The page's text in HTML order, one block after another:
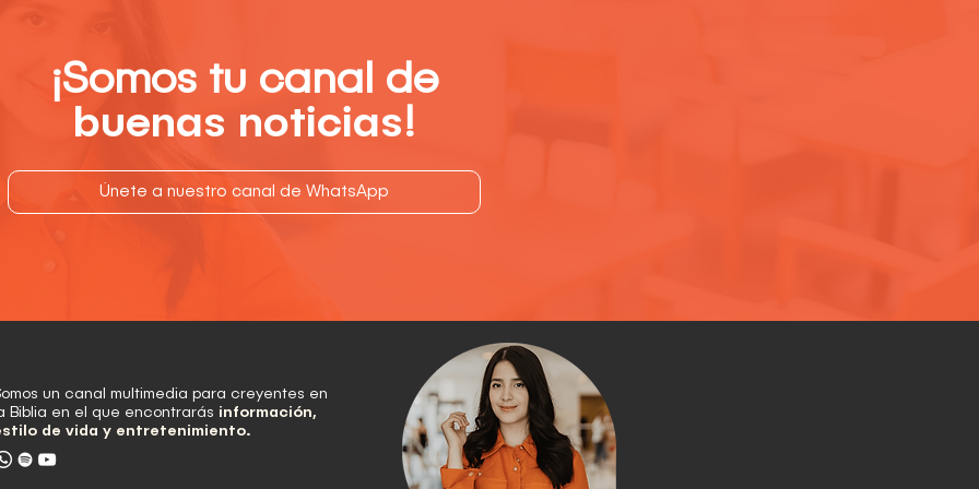
¡Somos tu canal de
buenas noticias!
Únete a nuestro canal de WhatsApp
un canal multimedia para creyentes en
Biblia en el que encontrarás información,
de vida y entretenimiento.